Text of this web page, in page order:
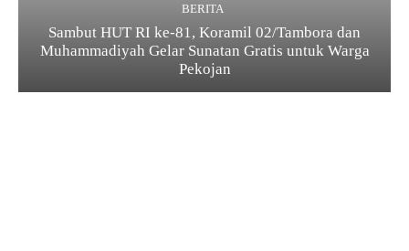
BERITA
Sambut HUT RI ke-81, Koramil 02/Tambora dan
Muhammadiyah Gelar Sunatan Gratis untuk Warga
Pekojan